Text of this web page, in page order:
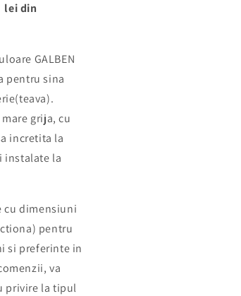
lei din
GALBEN
pentru sina
grija, cu
incretita la
instalate la
cu dimensiuni
pentru
si preferinte in
va
privire la tipul